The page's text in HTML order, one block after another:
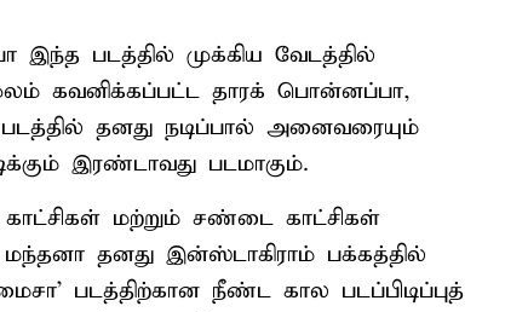
இந்த படத்தில் முக்கிய வேடத்தில்
கவனிக்கப்பட்ட தாரக் பொன்னப்பா,
தனது நடிப்பால் அனைவரையும்
இரண்டாவது படமாகும்.
காட்சிகள் மற்றும் சண்டை காட்சிகள்
தனது இன்ஸ்டாகிராம் பக்கத்தில்
படத்திற்கான நீண்ட கால படப்பிடிப்புத்